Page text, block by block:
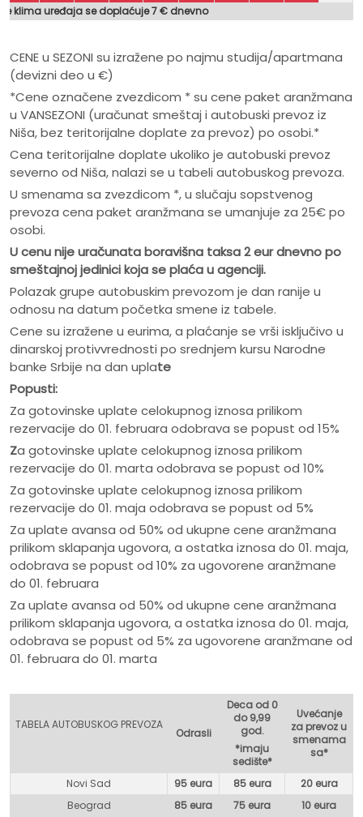
klima uređaja se doplaćuje 7 € dnevno
CENE u SEZONI su izražene po najmu studija/apartmana
(devizni deo u €)
*Cene označene zvezdicom * su cene paket aranžmana
u VANSEZONI (uračunat smeštaj i autobuski prevoz iz
Niša, bez teritorijalne doplate za prevoz) po osobi.*
Cena teritorijalne doplate ukoliko je autobuski prevoz
severno od Niša, nalazi se u tabeli autobuskog prevoza.
U smenama sa zvezdicom *, u slučaju sopstvenog
prevoza cena paket aranžmana se umanjuje za 25€ po
osobi.
U cenu nije uračunata boravišna taksa 2 eur dnevno po
smeštajnoj jedinici koja se plaća u agenciji.
Polazak grupe autobuskim prevozom je dan ranije u
odnosu na datum početka smene iz tabele.
Cene su izražene u eurima, a plaćanje se vrši isključivo u
dinarskoj protivvrednosti po srednjem kursu Narodne
banke Srbije na dan uplate
Popusti:
Za gotovinske uplate celokupnog iznosa prilikom
rezervacije do 01. februara odobrava se popust od 15%
Za gotovinske uplate celokupnog iznosa prilikom
rezervacije do 01. marta odobrava se popust od 10%
Za gotovinske uplate celokupnog iznosa prilikom
rezervacije do 01. maja odobrava se popust od 5%
Za uplate avansa od 50% od ukupne cene aranžmana
prilikom sklapanja ugovora, a ostatka iznosa do 01. maja,
odobrava se popust od 10% za ugovorene aranžmane
do 01. februara
Za uplate avansa od 50% od ukupne cene aranžmana
prilikom sklapanja ugovora, a ostatka iznosa do 01. maja,
odobrava se popust od 5% za ugovorene aranžmane od
01. februara do 01. marta
TABELA AUTOBUSKOG PREVOZA
Odrasli
Deca od 0
do 9,99
god.
*imaju
sedište*
Uvećanje
za prevoz u
smenama
sa*
Novi Sad 95 eura 85 eura
20 eura
Beograd
85 eura 75 eura
10 eura